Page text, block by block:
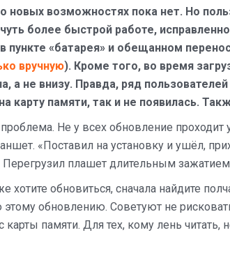
новых возможностях пока нет. Но
более быстрой работе,
пункте «батарея» и обещанном
вручную). Кроме того, во время
а не внизу. Правда, ряд
карту памяти, так и не появилась.
проблема. Не у всех обновление
«Поставил на установку и ушёл,
плашет длительным
хотите обновиться, сначала найдите
обновлению. Советуют не
карты памяти. Для тех, кому лень